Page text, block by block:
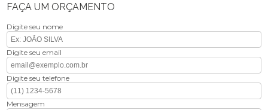
FAÇA UM ORÇAMENTO
Digite seu nome
Digite seu email
Digite seu telefone
Mensagem